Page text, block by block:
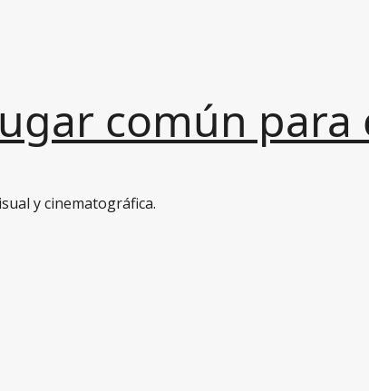
común
y cinematográfica.